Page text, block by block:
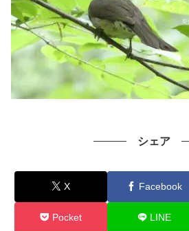
シェア
X Facebook
Pocket LINE